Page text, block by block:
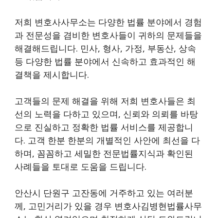
저희 변호사사무소는 다양한 법률 분야에서 경험
과 전문성을 겸비한 변호사들이 귀하의 문제들을
해결해드립니다. 민사, 형사, 가정, 부동산, 상속
등 다양한 법률 분야에서 신속하고 효과적인 해
결책을 제시합니다.
고객들의 문제 해결을 위해 저희 변호사들은 최
선의 노력을 다하고 있으며, 신뢰와 의뢰를 바탕
으로 진실하고 정확한 법률 서비스를 제공합니
다. 고객 한분 한분의 개별적인 사안에 최선을 다
하며, 꼼꼼하고 세밀한 전문법률지식과 확인된
사례들을 토대로 도움을 드립니다.
안산시 단원구 고잔동에 거주하고 있는 여러분
께, 고민거리가 있을 경우 변호사김병현법률사무